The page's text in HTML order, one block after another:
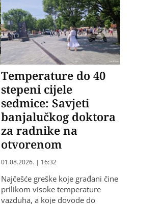
Temperature do 40
stepeni cijele
sedmice: Savjeti
banjalučkog doktora
za radnike na
otvorenom
01.08.2026. | 16:32
Najčešće greške koje građani čine
prilikom visoke temperature
vazduha, a koje dovode do